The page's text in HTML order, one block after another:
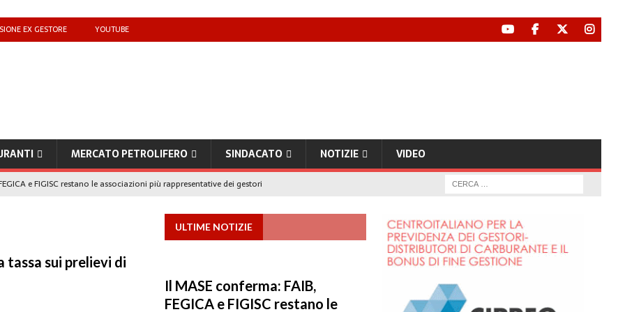
EX GESTORE YOUTUBE
MERCATO PETROLIFERO SINDACATO NOTIZIE VIDEO
e FIGISC restano le associazioni più rappresentative dei gestori
benzina’ a ‘Qui la benzina non c’è’: l’emergenza approvvigionamenti
MERCATO PREZZI CARBURANTI
«Il prezzo lo decidono le compagnie, non i benzinai. Serve un prezzo
tassa sui prelievi di
ULTIME NOTIZIE
Il MASE conferma: FAIB,
FEGICA e FIGISC restano le